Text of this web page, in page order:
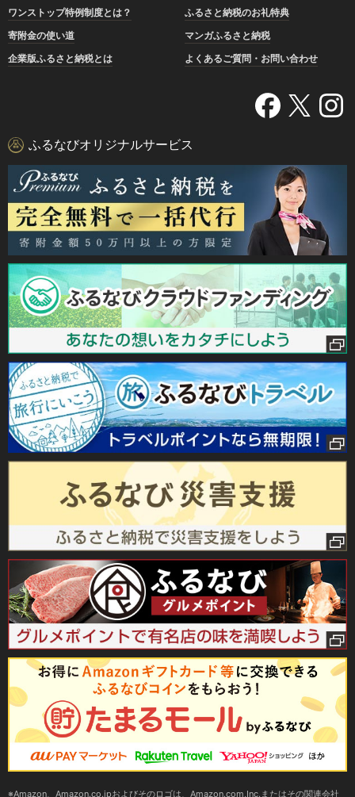
ワンストップ特例制度とは？
ふるさと納税のお礼特典
寄附金の使い道
マンガふるさと納税
企業版ふるさと納税とは
よくあるご質問・お問い合わせ
ふるなびオリジナルサービス
Amazon、Amazon.co.jpおよびそのロゴは、Amazon.com,Inc.またはその関連会社